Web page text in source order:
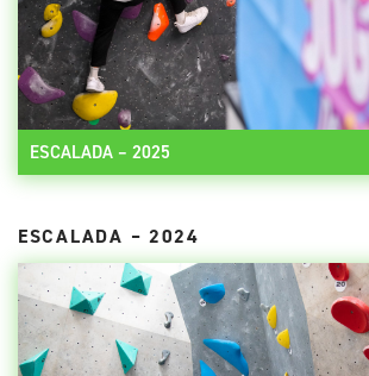
ESCALADA – 2025
ESCALADA – 2024